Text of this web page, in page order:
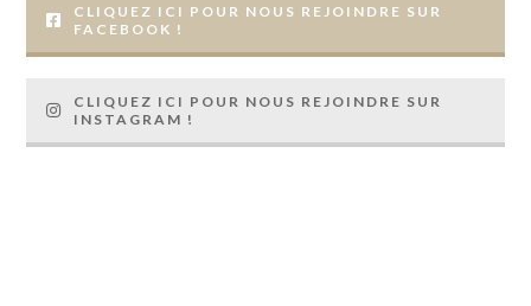
CLIQUEZ ICI POUR NOUS REJOINDRE SUR
FACEBOOK !
CLIQUEZ ICI POUR NOUS REJOINDRE SUR
INSTAGRAM !